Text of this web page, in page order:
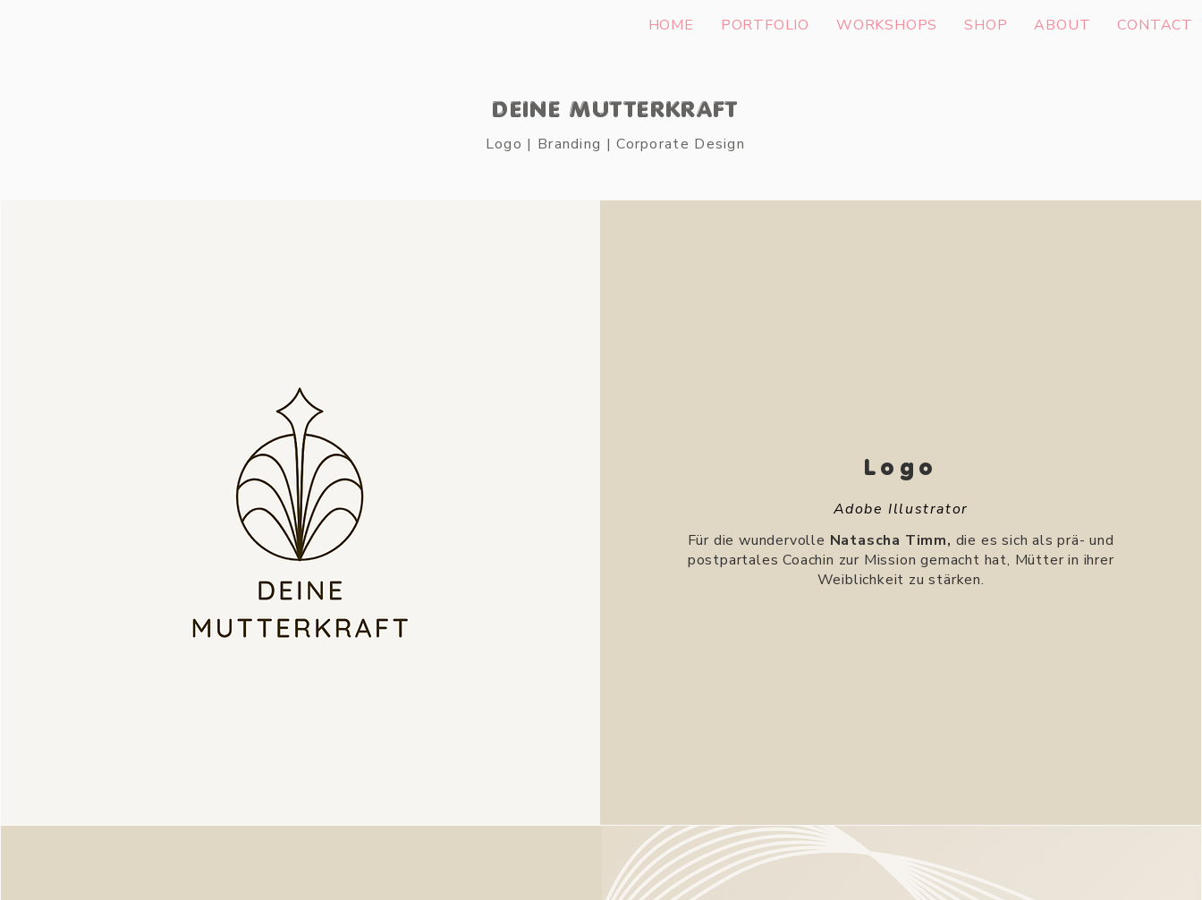
HOME PORTFOLIO WORKSHOPS SHOP ABOUT CONTACT
DEINE MUTTERKRAFT
Logo | Branding | Corporate Design
Logo
Adobe Illustrator
Für die wundervolle Natascha Timm, die es sich als prä- und
postpartales Coachin zur Mission gemacht hat, Mütter in ihrer
Weiblichkeit zu stärken.